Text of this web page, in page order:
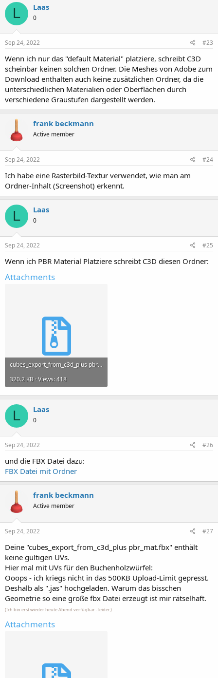
L Laas
0
Sep 24, 2022 #23
Wenn ich nur das "default Material" platziere, schreibt C3D
scheinbar keinen solchen Ordner. Die Meshes von Adobe zum
Download enthalten auch keine zusätzlichen Ordner, da die
unterschiedlichen Materialien oder Oberflächen durch
verschiedene Graustufen dargestellt werden.
frank beckmann
Active member
Sep 24, 2022 #24
Ich habe eine Rasterbild-Textur verwendet, wie man am
Ordner-Inhalt (Screenshot) erkennt.
L Laas
0
Sep 24, 2022 #25
Wenn ich PBR Material Platziere schreibt C3D diesen Ordner:
Attachments
cubes_export_from_c3d_plus pbr_mat.fbm 2.zip
320.2 KB · Views: 418
L Laas
0
Sep 24, 2022 #26
und die FBX Datei dazu:
FBX Datei mit Ordner
frank beckmann
Active member
Sep 24, 2022 #27
Deine "cubes_export_from_c3d_plus pbr_mat.fbx" enthält
keine gültigen UVs.
Hier mal mit UVs für den Buchenholzwürfel:
Ooops - ich kriegs nicht in das 500KB Upload-Limit gepresst.
Deshalb als ".jas" hochgeladen. Warum das bisschen
Geometrie so eine große fbx Datei erzeugt ist mir rätselhaft.
(Ich bin erst wieder heute Abend verfügbar - leider.)
Attachments